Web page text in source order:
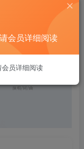
会员详细阅读
员详细阅读